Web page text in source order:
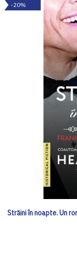
-20%
Străini în noapte. Un